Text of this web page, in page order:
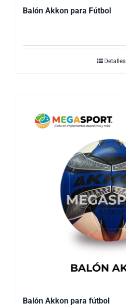
Balón Akkon para Fútbol
Detalles
Balón Akkon para fútbol